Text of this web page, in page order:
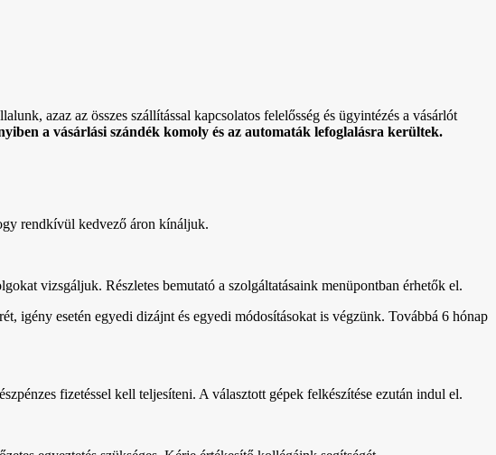
azaz az összes szállítással kapcsolatos felelősség és ügyintézés a vásárlót
a vásárlási szándék komoly és az automaták lefoglalásra kerültek.
rendkívül kedvező áron kínáljuk.
vizsgáljuk. Részletes bemutató a szolgáltatásaink menüpontban érhetők el.
igény esetén egyedi dizájnt és egyedi módosításokat is végzünk. Továbbá 6 hónap
fizetéssel kell teljesíteni. A választott gépek felkészítése ezután indul el.